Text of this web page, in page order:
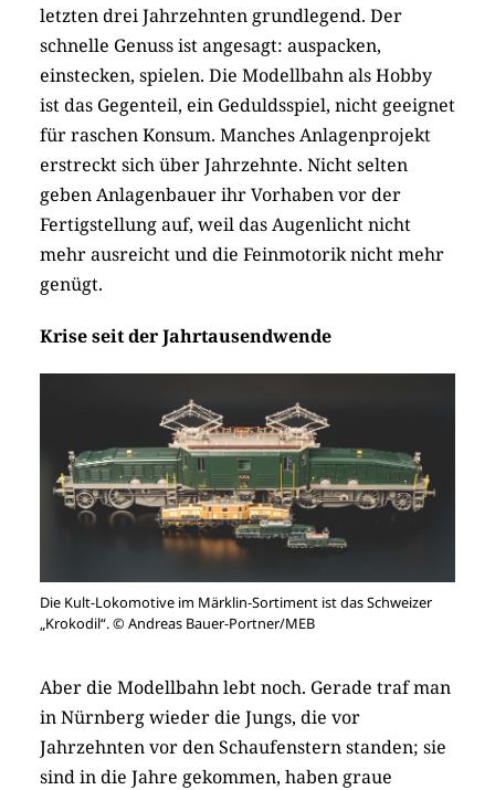
letzten drei Jahrzehnten grundlegend. Der
schnelle Genuss ist angesagt: auspacken,
einstecken, spielen. Die Modellbahn als Hobby
ist das Gegenteil, ein Geduldsspiel, nicht geeignet
für raschen Konsum. Manches Anlagenprojekt
erstreckt sich über Jahrzehnte. Nicht selten
geben Anlagenbauer ihr Vorhaben vor der
Fertigstellung auf, weil das Augenlicht nicht
mehr ausreicht und die Feinmotorik nicht mehr
genügt.
Krise seit der Jahrtausendwende
Die Kult-Lokomotive im Märklin-Sortiment ist das Schweizer
„Krokodil“. © Andreas Bauer-Portner/MEB
Aber die Modellbahn lebt noch. Gerade traf man
in Nürnberg wieder die Jungs, die vor
Jahrzehnten vor den Schaufenstern standen; sie
sind in die Jahre gekommen, haben graue